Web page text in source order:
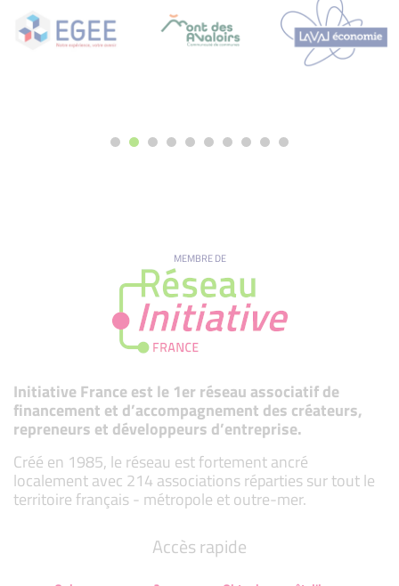
MEMBRE DE
Initiative France est le 1er réseau associatif de
financement et d’accompagnement des créateurs,
repreneurs et développeurs d’entreprise.
Créé en 1985, le réseau est fortement ancré
localement avec 214 associations réparties sur tout le
territoire français - métropole et outre-mer.
Accès rapide